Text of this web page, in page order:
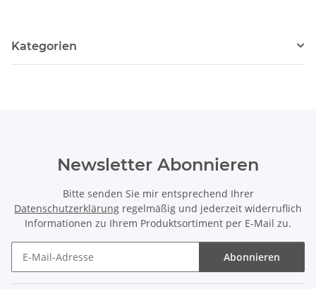
Kategorien
Newsletter Abonnieren
Bitte senden Sie mir entsprechend Ihrer
Datenschutzerklärung regelmäßig und jederzeit widerruflich
Informationen zu Ihrem Produktsortiment per E-Mail zu.
Abonnieren